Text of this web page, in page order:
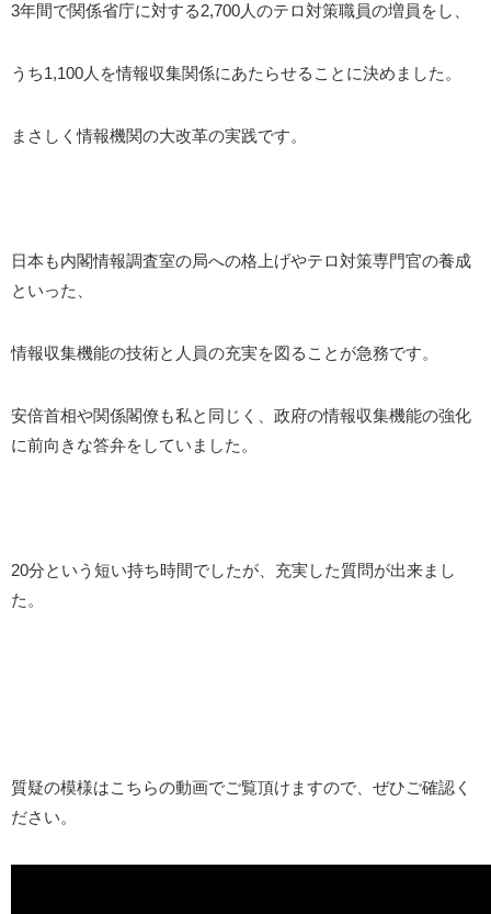
3年間で関係省庁に対する2,700人のテロ対策職員の増員をし、
うち1,100人を情報収集関係にあたらせることに決めました。
まさしく情報機関の大改革の実践です。
日本も内閣情報調査室の局への格上げやテロ対策専門官の養成
といった、
情報収集機能の技術と人員の充実を図ることが急務です。
安倍首相や関係閣僚も私と同じく、政府の情報収集機能の強化
に前向きな答弁をしていました。
20分という短い持ち時間でしたが、充実した質問が出来まし
た。
質疑の模様はこちらの動画でご覧頂けますので、ぜひご確認く
ださい。